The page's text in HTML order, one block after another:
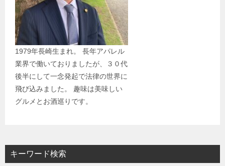
1979年長崎生まれ。 長年アパレル
業界で働いておりましたが、３０代
後半にして一念発起で法律の世界に
飛び込みました。 趣味は美味しい
グルメとお酒巡りです。
キーワード検索